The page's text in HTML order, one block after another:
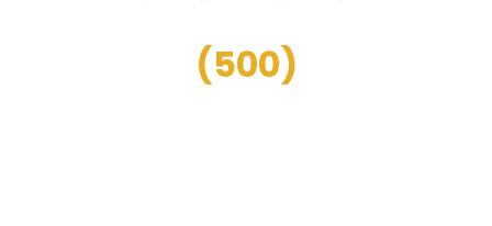
(500)